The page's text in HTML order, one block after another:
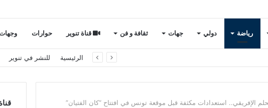
رياضة دولي جهات ثقافة و فن قناة تنوير حوارات
الذخائر.. والبيت الأبيض ينفي وجود خلافات الرئيسية للنشر في تنوير
الإفريقي.. استعدادات مكثفة قبل موقعة تونس في افتتاح “كان الفتيان”